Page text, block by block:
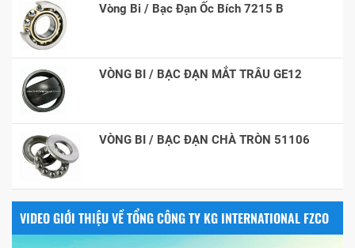
Vòng Bi / Bạc Đạn Ốc Bích 7215 B
VÒNG BI / BẠC ĐẠN MẮT TRÂU GE12
VÒNG BI / BẠC ĐẠN CHÀ TRÒN 51106
VIDEO GIỚI THIỆU VỀ TỔNG CÔNG TY KG INTERNATIONAL FZCO